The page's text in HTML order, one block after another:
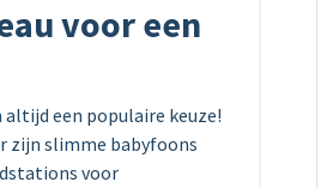
voor een
altijd een populaire keuze!
zijn slimme babyfoons
voor